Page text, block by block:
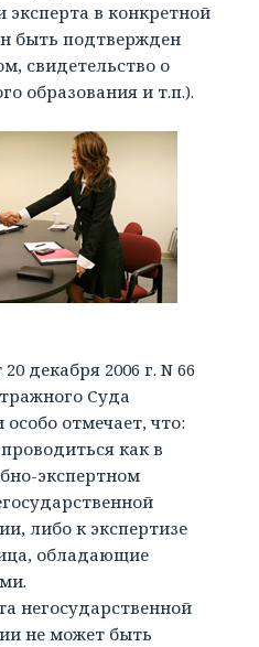
в конкретной
быть подтвержден
свидетельство о
образования и т.п.).
декабря 2006 г. N 66
Суда
отмечает, что:
как в
экспертном
либо к экспертизе
обладающие
негосударственной
не может быть